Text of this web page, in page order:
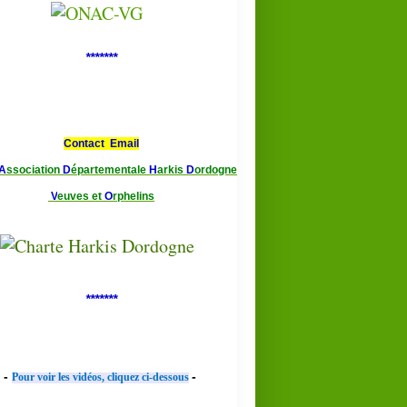
*******
Contact Email
ssociation Départementale Harkis Dordogne
Veuves et Orphelins
*******
- Pour voir les vidéos, cliquez ci-dessous -